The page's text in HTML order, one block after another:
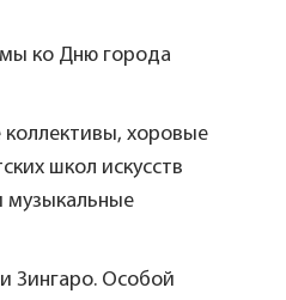
ко Дню города
хоровые
школ искусств
музыкальные
Зингаро. Особой